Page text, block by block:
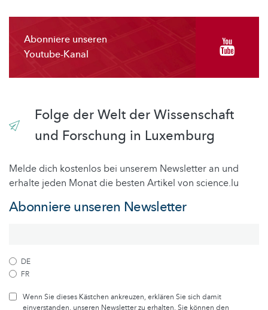
Abonniere unseren
Youtube-Kanal
Folge der Welt der Wissenschaft
und Forschung in Luxemburg
Melde dich kostenlos bei unserem Newsletter an und
erhalte jeden Monat die besten Artikel von science.lu
Abonniere unseren Newsletter
DE
FR
Wenn Sie dieses Kästchen ankreuzen, erklären Sie sich damit
einverstanden, unseren Newsletter zu erhalten. Sie können den